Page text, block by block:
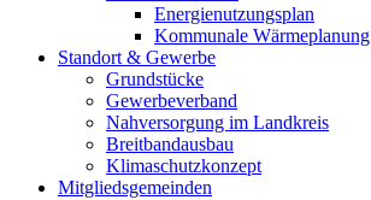
Energienutzungsplan
Kommunale Wärmeplanung
Standort & Gewerbe
Grundstücke
Gewerbeverband
Nahversorgung im Landkreis
Breitbandausbau
Klimaschutzkonzept
Mitgliedsgemeinden